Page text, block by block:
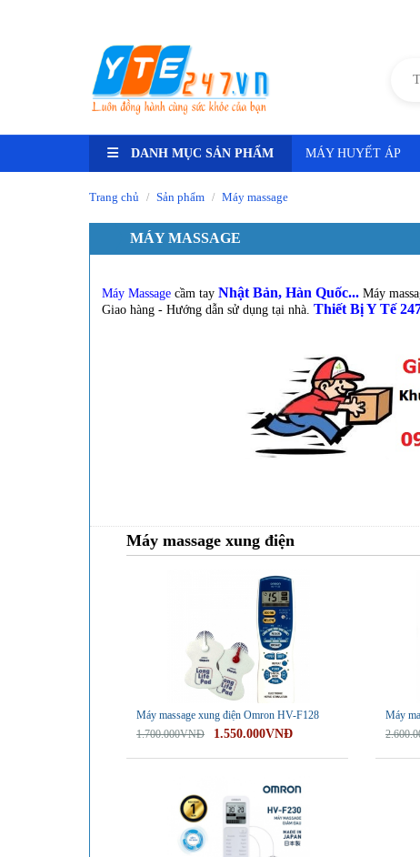
DANH MỤC SẢN PHẨM MÁY HUYẾT ÁP
Trang chủ / Sản phẩm / Máy massage
MÁY MASSAGE
Máy Massage cầm tay Nhật Bản, Hàn Quốc... Máy
Giao hàng - Hướng dẫn sử dụng tại nhà. Thiết Bị Y Tế
Máy massage xung điện
Máy massage xung điện Omron HV-F128
1.700.000VNĐ
1.550.000VNĐ
Máy